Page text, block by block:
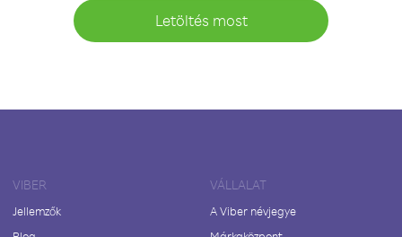
Letöltés most
VIBER
Jellemzők
VÁLLALAT
A Viber névjegye